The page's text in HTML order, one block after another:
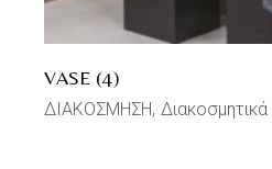
VASE (4)
ΔΙΑΚΟΣΜΗΣΗ Διακοσμητικά